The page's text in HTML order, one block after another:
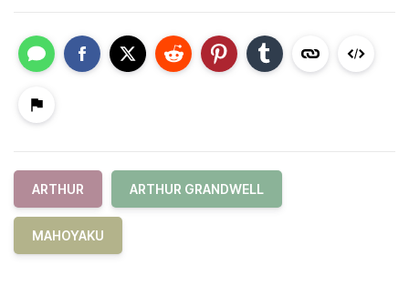
ARTHUR ARTHUR GRANDWELL
MAHOYAKU